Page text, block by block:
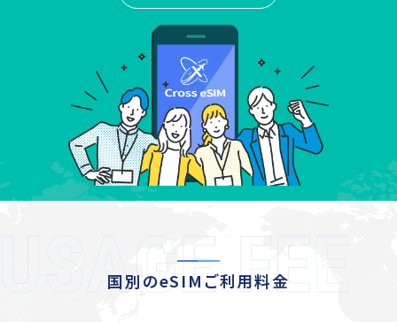
国別のeSIMご利用料金